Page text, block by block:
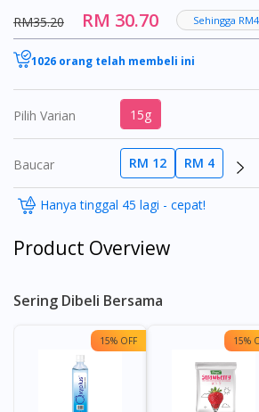
RM35.20 RM 30.70 Sehingga
1026 orang telah membeli ini
Pilih Varian 15g
Baucar RM 12 RM 4
Hanya tinggal 45 lagi - cepat!
Product Overview
Sering Dibeli Bersama
15% OFF 15%